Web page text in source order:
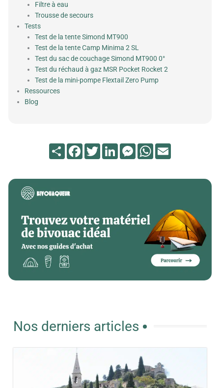
Filtre à eau
Trousse de secours
Tests
Test de la tente Simond MT900
Test de la tente Camp Minima 2 SL
Test du sac de couchage Simond MT900 0°
Test du réchaud à gaz MSR Pocket Rocket 2
Test de la mini-pompe Flextail Zero Pump
Ressources
Blog
PartagerFacebookTwitterLinkedInMessengerWhatsApp
Nos derniers articles